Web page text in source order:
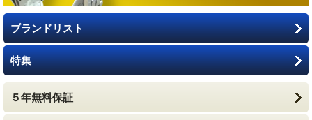
ブランドリスト
特集
５年無料保証